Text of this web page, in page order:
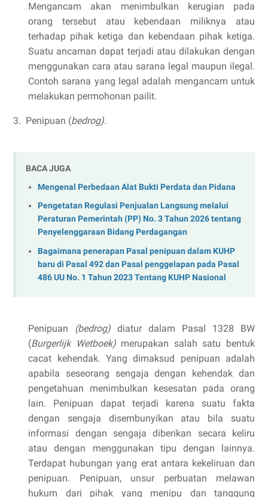
Mengancam akan menimbulkan kerugian pada
orang tersebut atau kebendaan miliknya atau
terhadap pihak ketiga dan kebendaan pihak ketiga.
Suatu ancaman dapat terjadi atau dilakukan dengan
menggunakan cara atau sarana legal maupun ilegal.
Contoh sarana yang legal adalah mengancam untuk
melakukan permohonan pailit.
3. Penipuan (bedrog).
BACA JUGA
Mengenal Perbedaan Alat Bukti Perdata dan Pidana
Pengetatan Regulasi Penjualan Langsung melalui
Peraturan Pemerintah (PP) No. 3 Tahun 2026 tentang
Penyelenggaraan Bidang Perdagangan
Bagaimana penerapan Pasal penipuan dalam KUHP
baru di Pasal 492 dan Pasal penggelapan pada Pasal
486 UU No. 1 Tahun 2023 Tentang KUHP Nasional
Penipuan (bedrog) diatur dalam Pasal 1328 BW
(Burgerlijk Wetboek)merupakan salah satu bentuk
cacat kehendak. Yang dimaksud penipuan adalah
apabila seseorang sengaja dengan kehendak dan
pengetahuan menimbulkan kesesatan pada orang
lain. Penipuan dapat terjadi karena suatu fakta
dengan sengaja disembunyikan atau bila suatu
informasi dengan sengaja diberikan secara keliru
atau dengan menggunakan tipu dengan lainnya.
Terdapat hubungan yang erat antara kekeliruan dan
penipuan. Penipuan, unsur perbuatan melawan
hukum dari pihak yang menipu dan tanggung